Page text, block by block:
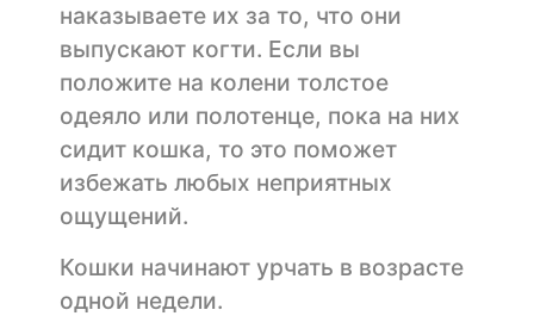
наказываете их за то, что они
выпускают когти. Если вы
положите на колени толстое
одеяло или полотенце, пока на них
сидит кошка, то это поможет
избежать любых неприятных
ощущений.
Кошки начинают урчать в возрасте
одной недели.